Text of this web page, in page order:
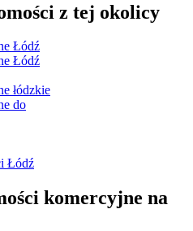
z tej okolicy
Łódź
Łódź
łódzkie
do
Łódź
komercyjne na